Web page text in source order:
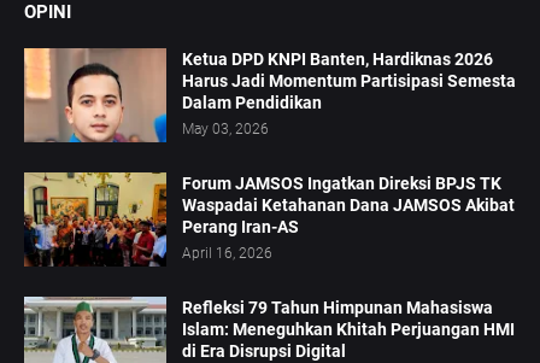
OPINI
Ketua DPD KNPI Banten, Hardiknas 2026
Harus Jadi Momentum Partisipasi Semesta
Dalam Pendidikan
May 03, 2026
Forum JAMSOS Ingatkan Direksi BPJS TK
Waspadai Ketahanan Dana JAMSOS Akibat
Perang Iran-AS
April 16, 2026
Refleksi 79 Tahun Himpunan Mahasiswa
Islam: Meneguhkan Khitah Perjuangan HMI
di Era Disrupsi Digital